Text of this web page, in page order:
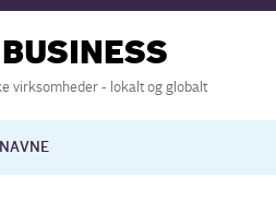
virksomheder - lokalt og globalt